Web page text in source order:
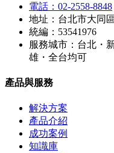
電話：02-2558-8848
地址：台北市大同
統編：53541976
服務城市：台北・
雄・全台均可
產品與服務
解決方案
產品介紹
成功案例
知識庫